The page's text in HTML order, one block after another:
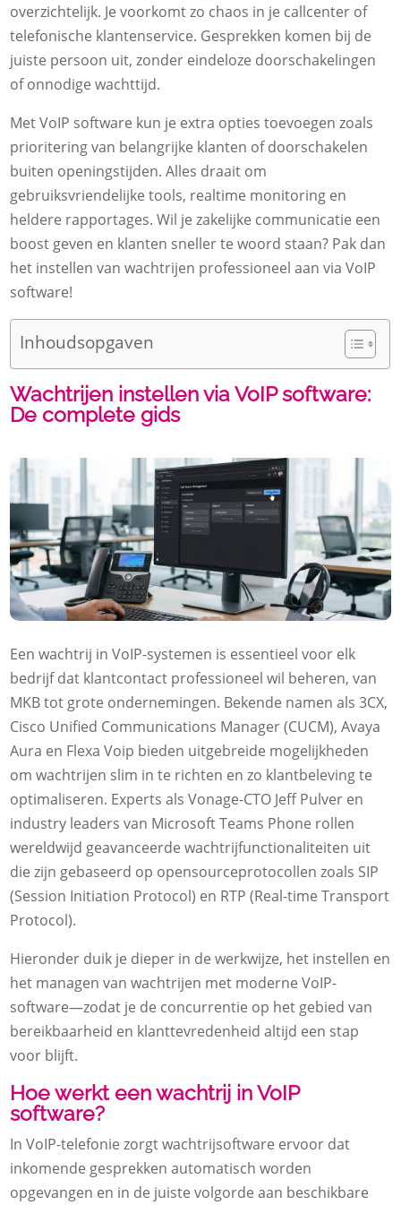
overzichtelijk. Je voorkomt zo chaos in je callcenter of
telefonische klantenservice. Gesprekken komen bij de
juiste persoon uit, zonder eindeloze doorschakelingen
of onnodige wachttijd.
Met VoIP software kun je extra opties toevoegen zoals
prioritering van belangrijke klanten of doorschakelen
buiten openingstijden. Alles draait om
gebruiksvriendelijke tools, realtime monitoring en
heldere rapportages. Wil je zakelijke communicatie een
boost geven en klanten sneller te woord staan? Pak dan
het instellen van wachtrijen professioneel aan via VoIP
software!
Inhoudsopgaven
Wachtrijen instellen via VoIP software:
De complete gids
Een wachtrij in VoIP-systemen is essentieel voor elk
bedrijf dat klantcontact professioneel wil beheren, van
MKB tot grote ondernemingen. Bekende namen als 3CX,
Cisco Unified Communications Manager (CUCM), Avaya
Aura en Flexa Voip bieden uitgebreide mogelijkheden
om wachtrijen slim in te richten en zo klantbeleving te
optimaliseren. Experts als Vonage-CTO Jeff Pulver en
industry leaders van Microsoft Teams Phone rollen
wereldwijd geavanceerde wachtrijfunctionaliteiten uit
die zijn gebaseerd op opensourceprotocollen zoals SIP
(Session Initiation Protocol) en RTP (Real-time Transport
Protocol).
Hieronder duik je dieper in de werkwijze, het instellen en
het managen van wachtrijen met moderne VoIP-
software—zodat je de concurrentie op het gebied van
bereikbaarheid en klanttevredenheid altijd een stap
voor blijft.
Hoe werkt een wachtrij in VoIP
software?
In VoIP-telefonie zorgt wachtrijsoftware ervoor dat
inkomende gesprekken automatisch worden
opgevangen en in de juiste volgorde aan beschikbare